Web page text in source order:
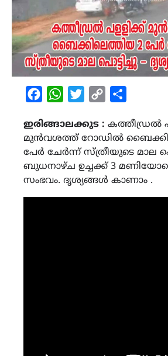
FacebookWhatsAppTwitterCopy
ഇരിങ്ങാലക്കുട : കത്തീഡ്രല്‍
മുന്‍വശത്ത് റോഡിൽ
പേര്‍ ചേര്‍ന്ന് സ്ത്രീയുടെ മാല
ബുധനാഴ്ച ഉച്ചക്ക് 3
സംഭവം. ദൃശ്യങ്ങൾ കാണാം .